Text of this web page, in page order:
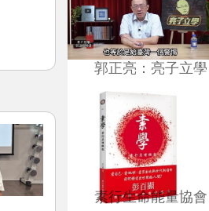
郭正亮：亮子立學
素行生命能量協會